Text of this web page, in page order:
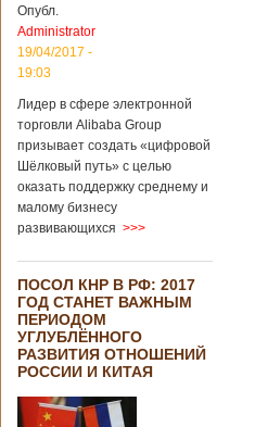
уже третий год
подряд. Объем
торговли между
Германией и
199,3 миллиарда
евро. Как
свидетельствуют
опубликованные
году размер
импорта из Китая
Подробнее...
21/02/2019 - 22:30
Китай и Россия
собираются
разрабатывать
тяжелый
вертолет
Опубл.
Administrator
19/04/2017 -
19:03
Лидер в сфере электронной
торговли Alibaba Group
призывает создать «цифровой
Шёлковый путь» с целью
оказать поддержку среднему и
малому бизнесу
развивающихся >>>
ПОСОЛ КНР В РФ: 2017
ГОД СТАНЕТ ВАЖНЫМ
ПЕРИОДОМ
УГЛУБЛЁННОГО
РАЗВИТИЯ ОТНОШЕНИЙ
РОССИИ И КИТАЯ